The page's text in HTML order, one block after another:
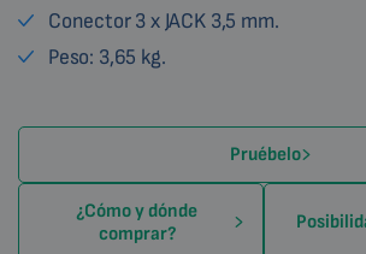
Conector 3 x JACK 3,5 mm.
Peso: 3,65 kg.
Pruébelo
¿Cómo y dónde
comprar?